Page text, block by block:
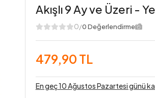
Akışlı 9 Ay ve Üzeri -
0/0 Değerlendirme
479,90 TL
En geç 10 Ağustos Pazartesi günü